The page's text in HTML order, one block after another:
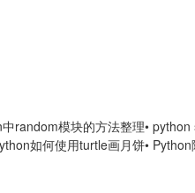
中random模块的方法整理•
如何使用turtle画月饼•